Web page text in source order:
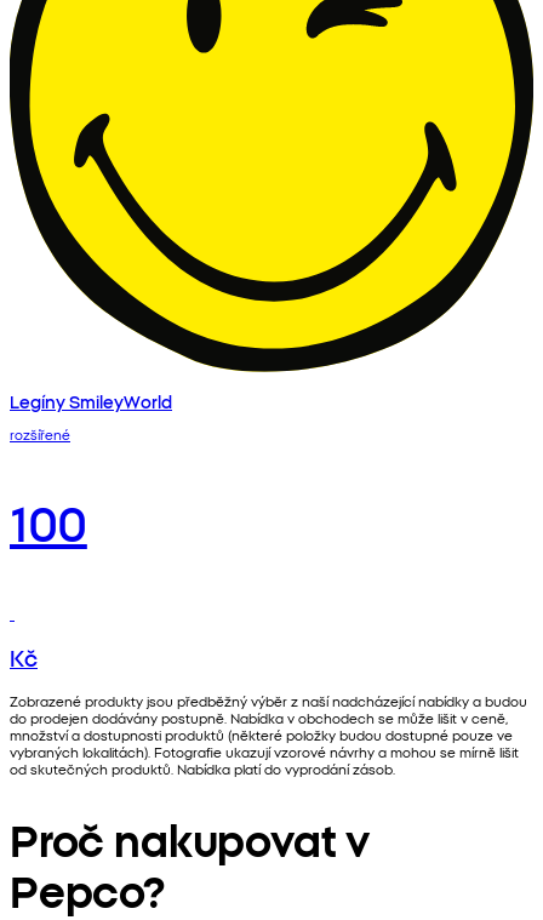
Legíny SmileyWorld
rozšířené
100
Kč
Zobrazené produkty jsou předběžný výběr z naší nadcházející nabídky a budou
do prodejen dodávány postupně. Nabídka v obchodech se může lišit v ceně,
množství a dostupnosti produktů (některé položky budou dostupné pouze ve
vybraných lokalitách). Fotografie ukazují vzorové návrhy a mohou se mírně lišit
od skutečných produktů. Nabídka platí do vyprodání zásob.
Proč nakupovat v
Pepco?